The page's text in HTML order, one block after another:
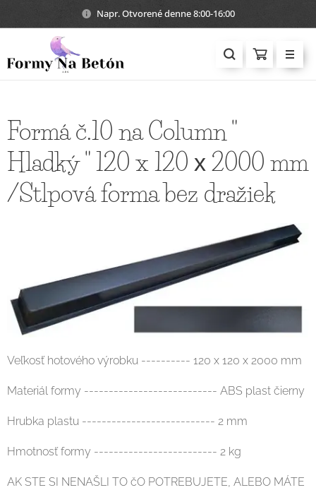
Napr. Otvorené denne 8:00-16:00
Formá č.10 na Column "
Hladký " 120 x 120 х 2000 mm
/Stlpová forma bez dražiek
Veľkosť hotového výrobku ---------- 120 x 120 x 2000 mm
Materiál formy --------------------------- ABS plast čierny
Hrubka plastu --------------------------- 2 mm
Hmotnosť formy ------------------------- 2 kg
AK STE SI NENAŠLI TO čO POTREBUJETE, ALEBO MÁTE